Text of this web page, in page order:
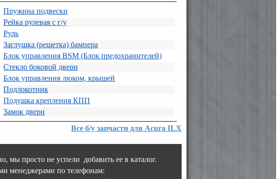
Пружина подвески
Рейка рулевая с г/у
Руль
Заглушка (решетка) бампера
Блок управления BSM (Блок предохранителей)
Стекло боковой двери
Блок управления люком, крышей
Подлокотник
Подушка крепления КПП
Замок двери
Все б/у запчасти для Acura ILX
мы просто не успели добавить ее в каталог.
менеджерами по телефонам: